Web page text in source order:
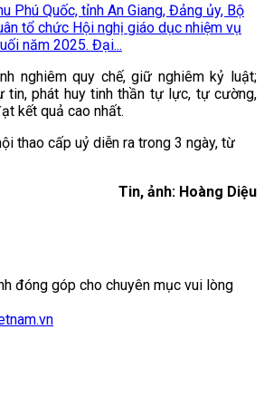
Phú Quốc, tỉnh An Giang, Đảng ủy, Bộ
tổ chức Hội nghị giáo dục nhiệm vụ
năm 2025. Đại...
nghiêm quy chế, giữ nghiêm kỷ luật;
tin, phát huy tinh thần tự lực, tự cường,
kết quả cao nhất.
thao cấp uỷ diễn ra trong 3 ngày, từ
Tin, ảnh: Hoàng Diệu
đóng góp cho chuyên mục vui lòng